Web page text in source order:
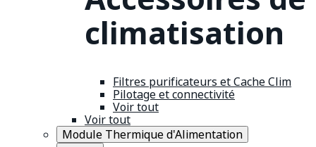
climatisation
Filtres purificateurs et Cache Clim
Pilotage et connectivité
Voir tout
Voir tout
Module Thermique d'Alimentation